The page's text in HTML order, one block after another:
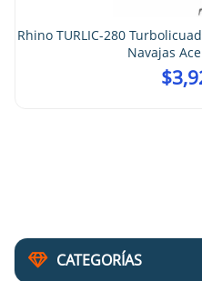
CATEGORÍAS
Rhino TURLIC-280
Navajas
$